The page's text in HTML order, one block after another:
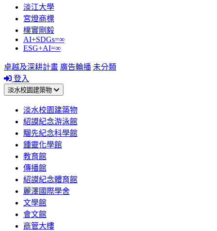
淡江大學
宮燈商標
樸實剛毅
AI+SDGs=∞
ESG+AI=∞
卓越及深耕計畫 廣告輪播 未分類
登入
淡水校園建築物
淡水校園建築物
紹謨紀念游泳館
騮先紀念科學館
鍾靈化學館
教育館
傳播館
紹謨紀念體育館
麗澤國際學舍
文學館
會文館
商管大樓